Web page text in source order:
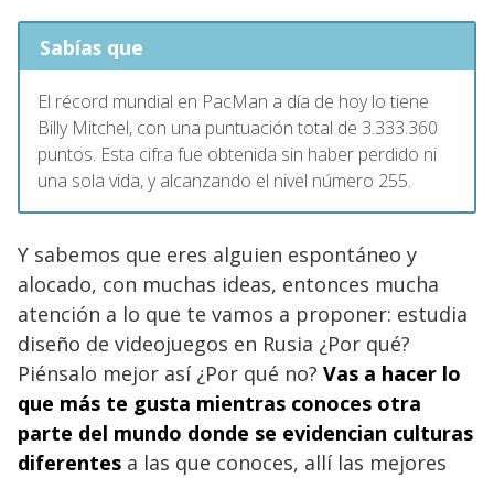
Sabías que
El récord mundial en PacMan a día de hoy lo tiene
Billy Mitchel, con una puntuación total de 3.333.360
puntos. Esta cifra fue obtenida sin haber perdido ni
una sola vida, y alcanzando el nivel número 255.
Y sabemos que eres alguien espontáneo y
alocado, con muchas ideas, entonces mucha
atención a lo que te vamos a proponer: estudia
diseño de videojuegos en Rusia ¿Por qué?
Piénsalo mejor así ¿Por qué no? Vas a hacer lo
que más te gusta mientras conoces otra
parte del mundo donde se evidencian culturas
diferentes a las que conoces, allí las mejores